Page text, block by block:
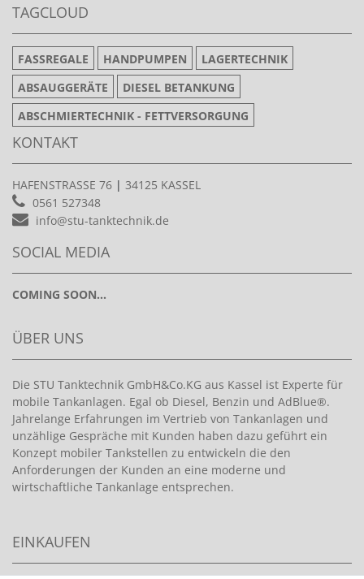
TAGCLOUD
FASSREGALE HANDPUMPEN
LAGERTECHNIK
ABSAUGGERÄTE
DIESEL BETANKUNG
ABSCHMIERTECHNIK - FETTVERSORGUNG
KONTAKT
HAFENSTRASSE 76 | 34125 KASSEL
0561 527348
info@stu-tanktechnik.de
SOCIAL MEDIA
COMING SOON...
ÜBER UNS
Die STU Tanktechnik GmbH&Co.KG aus Kassel ist Experte für
mobile Tankanlagen. Egal ob Diesel, Benzin und AdBlue®.
Jahrelange Erfahrungen im Vertrieb von Tankanlagen und
unzählige Gespräche mit Kunden haben dazu geführt ein
Konzept mobiler Tankstellen zu entwickeln die den
Anforderungen der Kunden an eine moderne und
wirtschaftliche Tankanlage entsprechen.
EINKAUFEN